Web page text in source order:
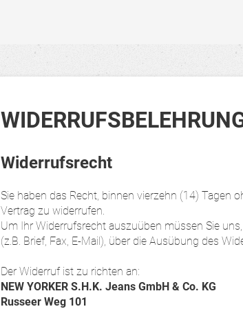
Widerrufsrecht
Sie haben das Recht, binnen vierzehn (14) Tagen
Vertrag zu widerrufen.
Um Ihr Widerrufsrecht auszuüben müssen Sie
(z.B. Brief, Fax, E-Mail), über die Ausübung des
Der Widerruf ist zu richten an:
NEW YORKER S.H.K. Jeans GmbH & Co. KG
Russeer Weg 101